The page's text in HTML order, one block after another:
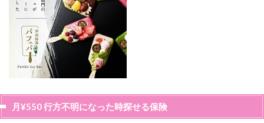
月¥550 行方不明になった時探せる保険